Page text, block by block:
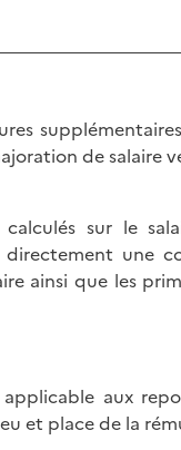
de salaire
sur le
une
ainsi que les
aux
et place de la